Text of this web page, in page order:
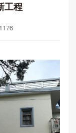
工程
1176